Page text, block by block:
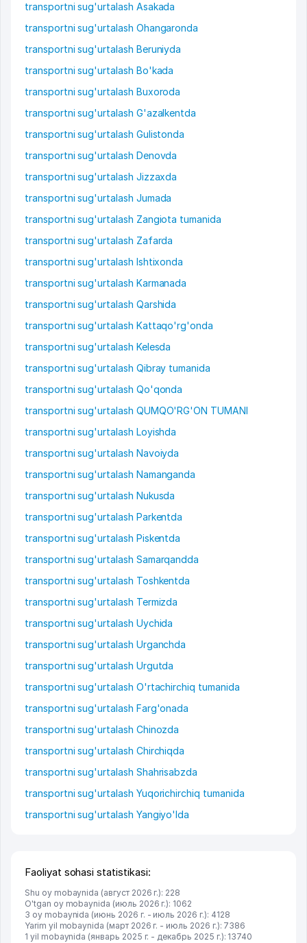
transportni sug'urtalash Asakada
transportni sug'urtalash Ohangaronda
transportni sug'urtalash Beruniyda
transportni sug'urtalash Bo'kada
transportni sug'urtalash Buxoroda
transportni sug'urtalash G'azalkentda
transportni sug'urtalash Gulistonda
transportni sug'urtalash Denovda
transportni sug'urtalash Jizzaxda
transportni sug'urtalash Jumada
transportni sug'urtalash Zangiota tumanida
transportni sug'urtalash Zafarda
transportni sug'urtalash Ishtixonda
transportni sug'urtalash Karmanada
transportni sug'urtalash Qarshida
transportni sug'urtalash Kattaqo'rg'onda
transportni sug'urtalash Kelesda
transportni sug'urtalash Qibray tumanida
transportni sug'urtalash Qo'qonda
transportni sug'urtalash QUMQO'RG'ON TUMANI
transportni sug'urtalash Loyishda
transportni sug'urtalash Navoiyda
transportni sug'urtalash Namanganda
transportni sug'urtalash Nukusda
transportni sug'urtalash Parkentda
transportni sug'urtalash Piskentda
transportni sug'urtalash Samarqandda
transportni sug'urtalash Toshkentda
transportni sug'urtalash Termizda
transportni sug'urtalash Uychida
transportni sug'urtalash Urganchda
transportni sug'urtalash Urgutda
transportni sug'urtalash O'rtachirchiq tumanida
transportni sug'urtalash Farg'onada
transportni sug'urtalash Chinozda
transportni sug'urtalash Chirchiqda
transportni sug'urtalash Shahrisabzda
transportni sug'urtalash Yuqorichirchiq tumanida
transportni sug'urtalash Yangiyo'lda
Faoliyat sohasi statistikasi:
Shu oy mobaynida (август 2026 г.): 228
O'tgan oy mobaynida (июль 2026 г.): 1062
3 oy mobaynida (июнь 2026 г. - июль 2026 г.): 4128
Yarim yil mobaynida (март 2026 г. - июль 2026 г.): 7386
1 yil mobaynida (январь 2025 г. - декабрь 2025 г.): 13740